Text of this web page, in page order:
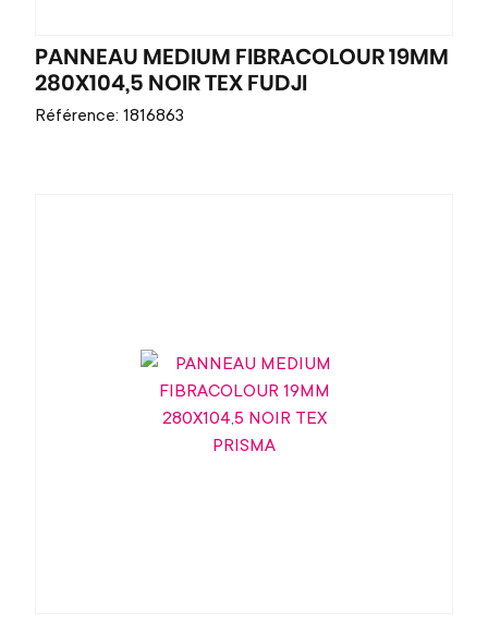
PANNEAU MEDIUM FIBRACOLOUR 19MM
280X104,5 NOIR TEX FUDJI
Référence: 1816863